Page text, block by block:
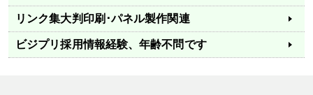
リンク集大判印刷･パネル製作関連
ビジプリ採用情報経験、年齢不問です